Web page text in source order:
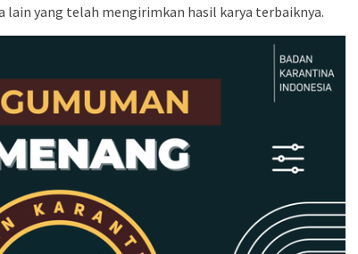
lain yang telah mengirimkan hasil karya terbaiknya.